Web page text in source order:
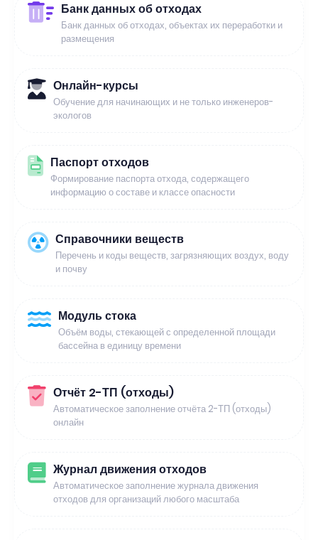
Банк данных об отходах
Банк данных об отходах, объектах их переработки и
размещения
Онлайн-курсы
Обучение для начинающих и не только инженеров-
экологов
Паспорт отходов
Формирование паспорта отхода, содержащего
информацию о составе и классе опасности
Справочники веществ
Перечень и коды веществ, загрязняющих воздух, воду
и почву
Модуль стока
Объём воды, стекающей с определенной площади
бассейна в единицу времени
Отчёт 2-ТП (отходы)
Автоматическое заполнение отчёта 2-ТП (отходы)
онлайн
Журнал движения отходов
Автоматическое заполнение журнала движения
отходов для организаций любого масштаба